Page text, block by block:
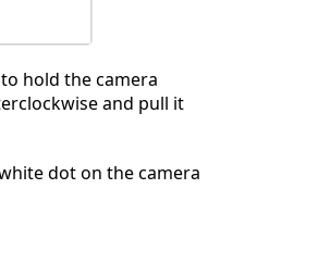
hold the camera
and pull it
dot on the camera